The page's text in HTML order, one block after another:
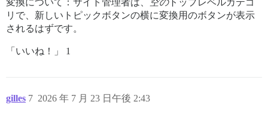
リで、新しいトピックボタンの横に変換用のボタンが表示
されるはずです。
「いいね！」 1
gilles 2026 年 7 月 23 日午後 2:43
7